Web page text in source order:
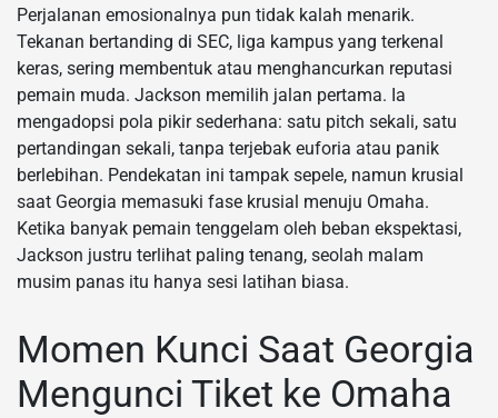
Perjalanan emosionalnya pun tidak kalah menarik.
Tekanan bertanding di SEC, liga kampus yang terkenal
keras, sering membentuk atau menghancurkan reputasi
pemain muda. Jackson memilih jalan pertama. Ia
mengadopsi pola pikir sederhana: satu pitch sekali, satu
pertandingan sekali, tanpa terjebak euforia atau panik
berlebihan. Pendekatan ini tampak sepele, namun krusial
saat Georgia memasuki fase krusial menuju Omaha.
Ketika banyak pemain tenggelam oleh beban ekspektasi,
Jackson justru terlihat paling tenang, seolah malam
musim panas itu hanya sesi latihan biasa.
Momen Kunci Saat Georgia
Mengunci Tiket ke Omaha